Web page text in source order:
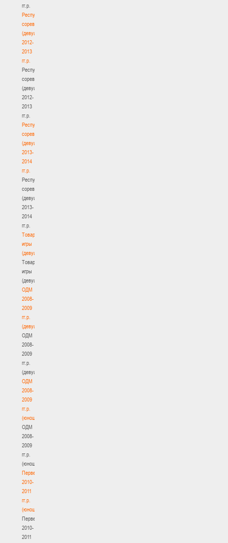
гг.р.
Республиканские
соревнования
(девушки)
2012-
2013
гг.р.
Республиканские
соревнования
(девушки)
2012-
2013
гг.р.
Республиканские
соревнования
(девушки)
2013-
2014
гг.р.
Республиканские
соревнования
(девушки)
2013-
2014
гг.р.
Товарищеские
игры
(девушки)
Товарищеские
игры
(девушки)
ОДМ
2008-
2009
гг.р.
(девушки)
ОДМ
2008-
2009
гг.р.
(девушки)
ОДМ
2008-
2009
гг.р.
(юноши)
ОДМ
2008-
2009
гг.р.
(юноши)
Первенство
2010-
2011
гг.р.
(юноши)
Первенство
2010-
2011